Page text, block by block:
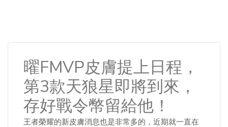
曜FMVP皮膚提上日程，
第3款天狼星即將到來，
存好戰令幣留給他！
王者榮耀的新皮膚消息也是非常多的，近期就一直在